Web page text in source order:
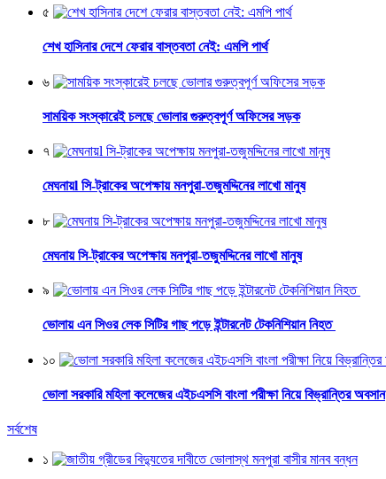
৫
শেখ হাসিনার দেশে ফেরার বাস্তবতা নেই: এমপি পার্থ
৬
সাময়িক সংস্কারেই চলছে ভোলার গুরুত্বপূর্ণ অফিসের সড়ক
৭
মেঘনায়l সি-ট্রাকের অপেক্ষায় মনপুরা-তজুমদ্দিনের লাখো মানুষ
৮
মেঘনায় সি-ট্রাকের অপেক্ষায় মনপুরা-তজুমদ্দিনের লাখো মানুষ
৯
ভোলায় এন সিওর লেক সিটির গাছ পড়ে ইন্টারনেট টেকনিশিয়ান নিহত
১০
ভোলা সরকারি মহিলা কলেজের এইচএসসি বাংলা পরীক্ষা নিয়ে বিভ্রান্তির অবসান
সর্বশেষ
১